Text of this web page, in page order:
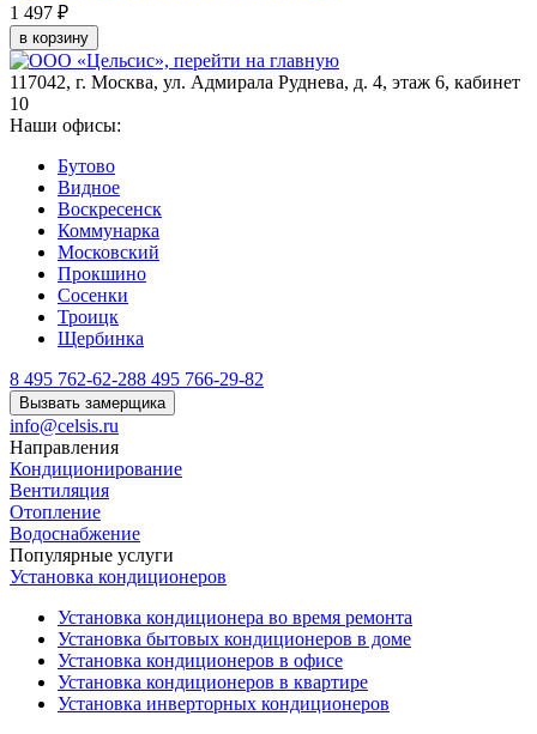
1 497 ₽
в корзину
117042, г. Москва, ул. Адмирала Руднева, д. 4, этаж 6, кабинет
10
Наши офисы:
Бутово
Видное
Воскресенск
Коммунарка
Московский
Прокшино
Сосенки
Троицк
Щербинка
8 495 762-62-288 495 766-29-82
Вызвать замерщика
info@celsis.ru
Направления
Кондиционирование
Вентиляция
Отопление
Водоснабжение
Популярные услуги
Установка кондиционеров
Установка кондиционера во время ремонта
Установка бытовых кондиционеров в доме
Установка кондиционеров в офисе
Установка кондиционеров в квартире
Установка инверторных кондиционеров